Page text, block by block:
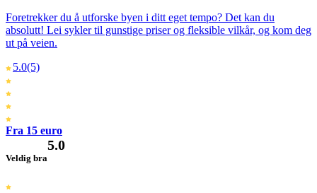
Foretrekker du å utforske byen i ditt eget tempo? Det kan du
absolutt! Lei sykler til gunstige priser og fleksible vilkår, og kom deg
ut på veien.
5.0(5)
Fra 15 euro
Veldig bra
5.0